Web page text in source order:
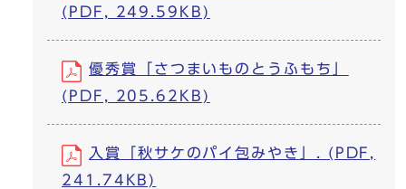
(PDF, 249.59KB)
優秀賞「さつまいものとうふもち」
(PDF, 205.62KB)
入賞「秋サケのパイ包みやき」. (PDF,
241.74KB)